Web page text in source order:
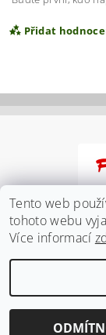
Přidat
Vložením
ochrany
2026 ©
Tento web
tohoto webu
Více informací